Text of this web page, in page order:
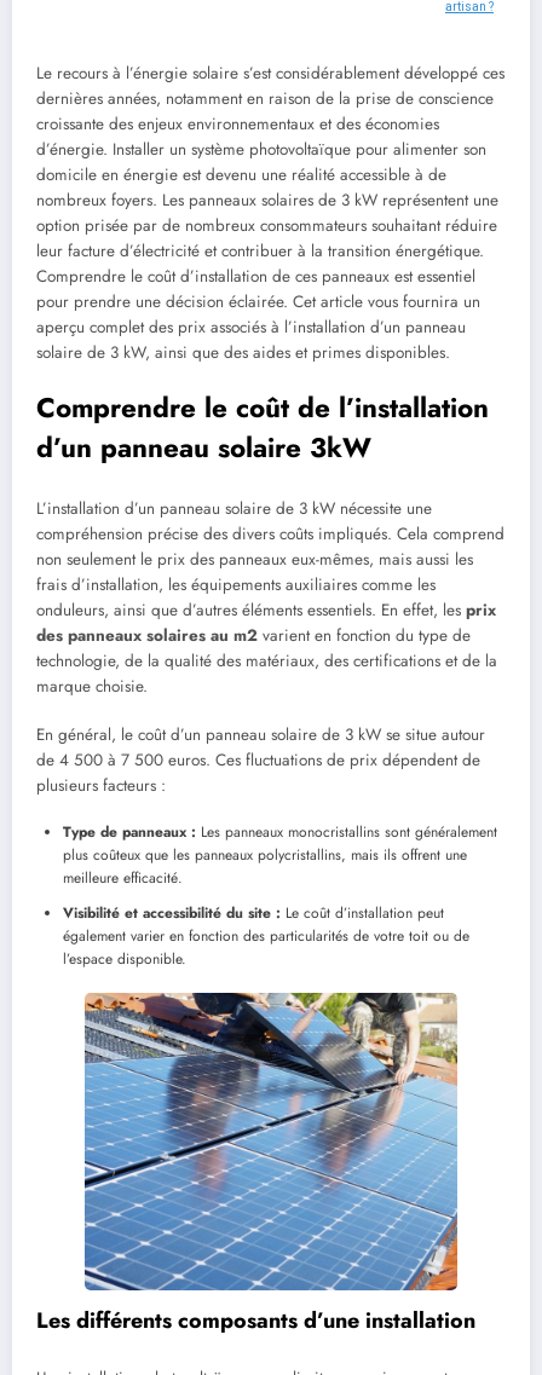
artisan ?
Le recours à l’énergie solaire s’est considérablement développé ces
dernières années, notamment en raison de la prise de conscience
croissante des enjeux environnementaux et des économies
d’énergie. Installer un système photovoltaïque pour alimenter son
domicile en énergie est devenu une réalité accessible à de
nombreux foyers. Les panneaux solaires de 3 kW représentent une
option prisée par de nombreux consommateurs souhaitant réduire
leur facture d’électricité et contribuer à la transition énergétique.
Comprendre le coût d’installation de ces panneaux est essentiel
pour prendre une décision éclairée. Cet article vous fournira un
aperçu complet des prix associés à l’installation d’un panneau
solaire de 3 kW, ainsi que des aides et primes disponibles.
Comprendre le coût de l’installation
d’un panneau solaire 3kW
L’installation d’un panneau solaire de 3 kW nécessite une
compréhension précise des divers coûts impliqués. Cela comprend
non seulement le prix des panneaux eux-mêmes, mais aussi les
frais d’installation, les équipements auxiliaires comme les
onduleurs, ainsi que d’autres éléments essentiels. En effet, les prix
des panneaux solaires au m2 varient en fonction du type de
technologie, de la qualité des matériaux, des certifications et de la
marque choisie.
En général, le coût d’un panneau solaire de 3 kW se situe autour
de 4 500 à 7 500 euros. Ces fluctuations de prix dépendent de
plusieurs facteurs :
Type de panneaux : Les panneaux monocristallins sont généralement
plus coûteux que les panneaux polycristallins, mais ils offrent une
meilleure efficacité.
Visibilité et accessibilité du site : Le coût d’installation peut
également varier en fonction des particularités de votre toit ou de
l’espace disponible.
Les différents composants d’une installation